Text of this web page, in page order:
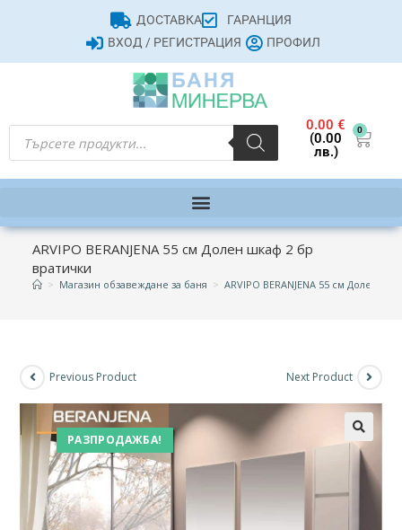
ДОСТАВКА
ГАРАНЦИЯ
ВХОД / РЕГИСТРАЦИЯ
ПРОФИЛ
0.00€
(0.00
лв.)
0
ARVIPO BERANJENA 55 см Долен шкаф 2 бр
вратички
> Магазин обзавеждане за баня > ARVIPO BERANJENA 55 см Долен
РАЗПРОДАЖБА!
Previous Product Next Product